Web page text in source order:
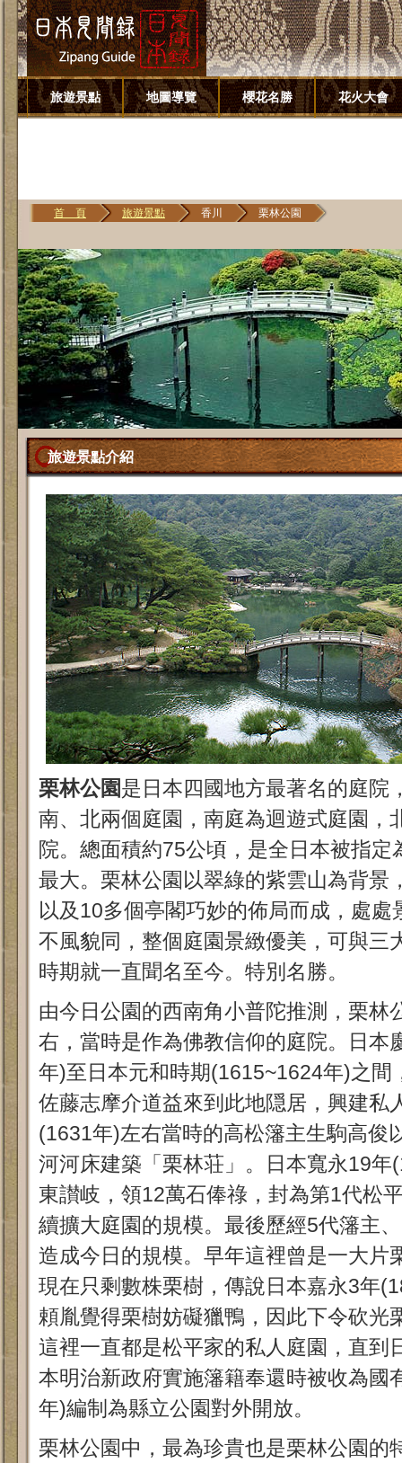
旅遊景點 地圖導覽 櫻花名勝 花火大會
首 頁 旅遊景點 香川 栗林公園
旅遊景點介紹
栗林公園是日本四國地方最著名的庭院
南、北兩個庭園，南庭為迴遊式庭園，
院。總面積約75公頃，是全日本被指定
最大。栗林公園以翠綠的紫雲山為背景
以及10多個亭閣巧妙的佈局而成，處
不風貌同，整個庭園景緻優美，可與三
時期就一直聞名至今。特別名勝。
由今日公園的西南角小普陀推測，栗林
右，當時是作為佛教信仰的庭院。日本
年)至日本元和時期(1615~1624年)之間
佐藤志摩介道益來到此地隠居，興建私
(1631年)左右當時的高松籓主生駒高俊
河河床建築「栗林荘」。日本寬永19年
東讃岐，領12萬石俸祿，封為第1代松
續擴大庭園的規模。最後歷經5代籓主
造成今日的規模。早年這裡曾是一大片
現在只剩數株栗樹，傳說日本嘉永3年
頼胤覺得栗樹妨礙獵鴨，因此下令砍光
這裡一直都是松平家的私人庭園，直到
本明治新政府實施籓籍奉還時被收為國
年)編制為縣立公園對外開放。
栗林公園中，最為珍貴也是栗林公園的